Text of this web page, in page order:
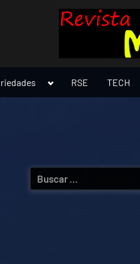
Toggle
menu
RSE TECH
Buscar: